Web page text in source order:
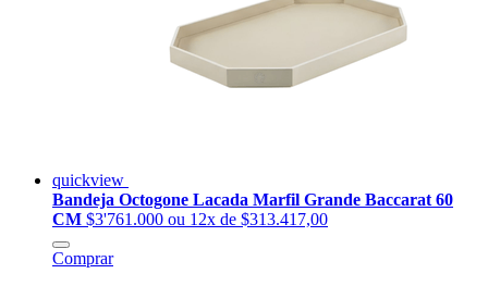
quickview
Bandeja Octogone Lacada Marfil Grande Baccarat 60
CM $3'761.000 ou 12x de $313.417,00
Comprar